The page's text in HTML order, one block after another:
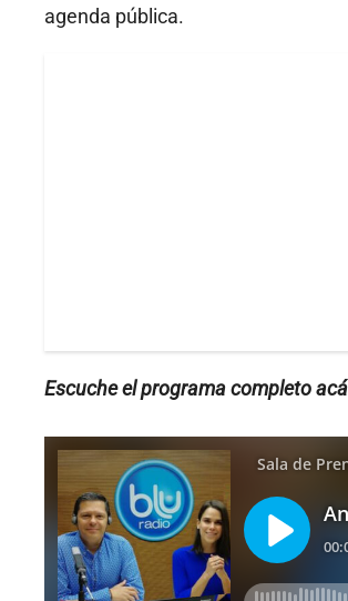
agenda pública.
Escuche el programa completo